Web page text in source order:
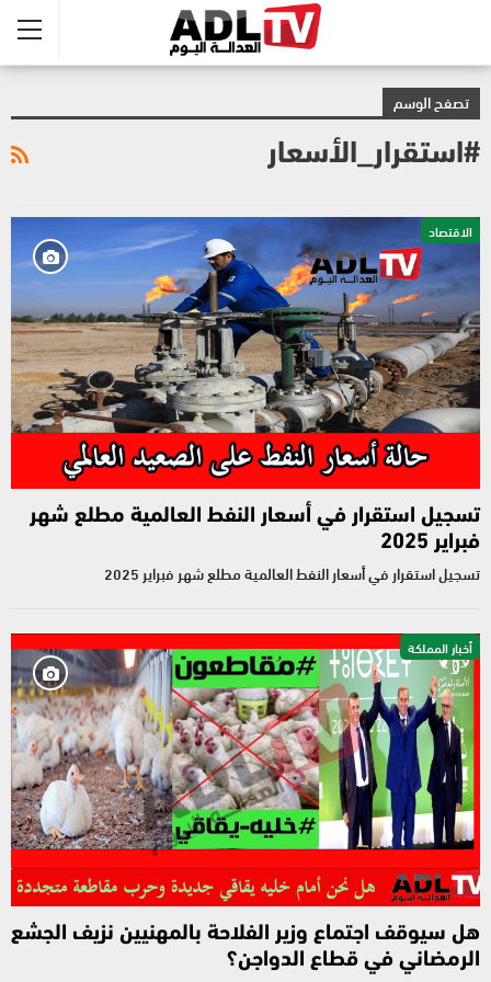
تصفح الوسم
#استقرار_الأسعار
الاقتصاد
تسجيل استقرار في أسعار النفط العالمية مطلع شهر
فبراير 2025
تسجيل استقرار في أسعار النفط العالمية مطلع شهر فبراير 2025
أخبار المملكة
هل سيوقف اجتماع وزير الفلاحة بالمهنيين نزيف الجشع
الرمضاني في قطاع الدواجن؟